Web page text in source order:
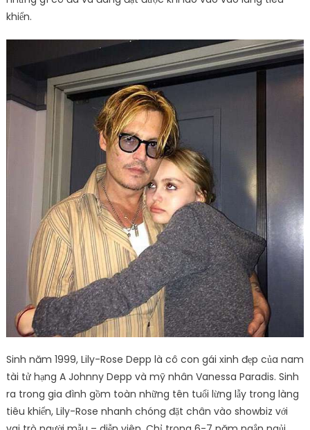
khiển.
Sinh năm 1999, Lily-Rose Depp là cô con gái xinh đẹp của nam
tài tử hạng A Johnny Depp và mỹ nhân Vanessa Paradis. Sinh
ra trong gia đình gồm toàn những tên tuổi lừng lẫy trong làng
tiêu khiển, Lily-Rose nhanh chóng đặt chân vào showbiz với